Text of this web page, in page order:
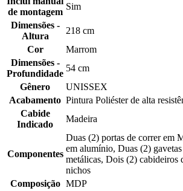
de montagem
Sim
Dimensões -
Altura
218 cm
Cor
Marrom
Dimensões -
Profundidade
54 cm
Gênero
UNISSEX
Acabamento Pintura Poliéster de alta
Cabide
Indicado
Madeira
Componentes
Duas (2) portas de correr em
em alumínio, Duas (2)
metálicas, Dois (2) cabideiros
nichos
Composição MDP